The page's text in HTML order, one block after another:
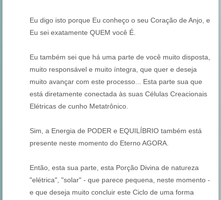
Eu digo isto porque Eu conheço o seu Coração de Anjo, e
Eu sei exatamente QUEM você É.
Eu também sei que há uma parte de você muito disposta,
muito responsável e muito íntegra, que quer e deseja
muito avançar com este processo... Esta parte sua que
está diretamente conectada às suas Células Creacionais
Elétricas de cunho Metatrônico.
Sim, a Energia de PODER e EQUILÍBRIO também está
presente neste momento do Eterno AGORA.
Então, esta sua parte, esta Porção Divina de natureza
"elétrica", "solar" - que parece pequena, neste momento -
e que deseja muito concluir este Ciclo de uma forma